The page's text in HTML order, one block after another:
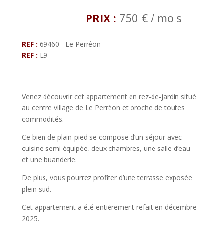
PRIX : 750 € / mois
REF : 69460 - Le Perréon
REF : L9
Venez découvrir cet appartement en rez-de-jardin situé
au centre village de Le Perréon et proche de toutes
commodités.
Ce bien de plain-pied se compose d’un séjour avec
cuisine semi équipée, deux chambres, une salle d’eau
et une buanderie.
De plus, vous pourrez profiter d’une terrasse exposée
plein sud.
Cet appartement a été entièrement refait en décembre
2025.